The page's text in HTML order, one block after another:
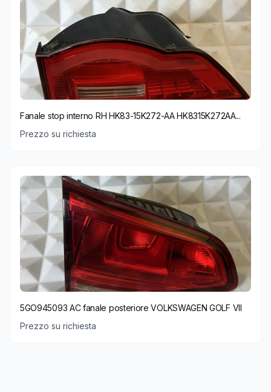
Fanale stop interno RH HK83-15K272-AA HK8315K272AA...
Prezzo su richiesta
5GO945093 AC fanale posteriore VOLKSWAGEN GOLF VII
Prezzo su richiesta